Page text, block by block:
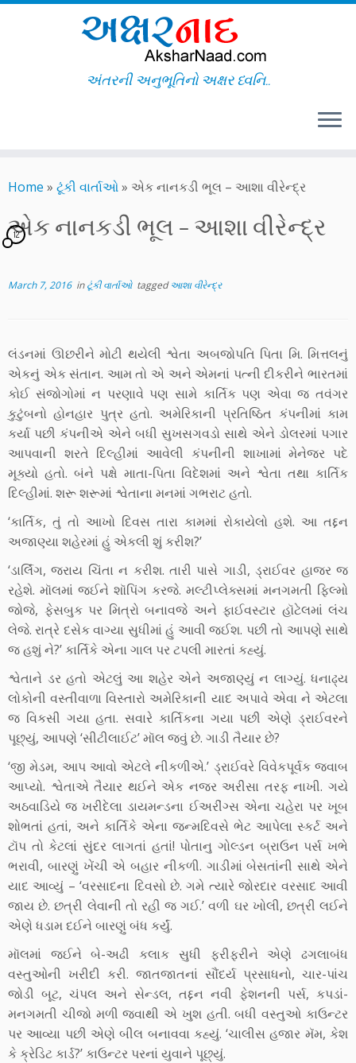
to
અંતરની અનુભૂતિનો અક્ષર ધ્વનિ..
Home » ટૂંકી વાર્તાઓ» એક નાનકડી ભૂલ – આશા વીરેન્દ્ર
એક નાનકડી ભૂલ – આશા વીરેન્દ્ર
12
March 7, 2016inટૂંકી વાર્તાઓ taggedઆશા વીરેન્દ્ર
લંડનમાં ઊછરીને મોટી થયેલી શ્વેતા અબજોપતિ પિતા મિ. મિત્તલનું
એકનું એક સંતાન. આમ તો એ અને એમનાં પત્ની દીકરીને ભારતમાં
કોઈ સંજોગોમાં ન પરણાવે પણ સામે કાર્તિક પણ એવા જ તવંગર
કુટુંબનો હોનહાર પુત્ર હતો. અમેરિકાની પ્રતિષ્ઠિત કંપનીમાં કામ
કર્યા પછી કંપનીએ એને બધી સુખસગવડો સાથે એને ડોલરમાં પગાર
આપવાની શરતે દિલ્હીમાં આવેલી કંપનીની શાખામાં મેનેજર પદે
મૂક્યો હતો. બંને પક્ષે માતા-પિતા વિદેશમાં અને શ્વેતા તથા કાર્તિક
દિલ્હીમાં. શરૂ શરૂમાં શ્વેતાના મનમાં ગભરાટ હતો.
‘કાર્તિક, તું તો આખો દિવસ તારા કામમાં રોકાયેલો હશે. આ તદ્દન
અજાણ્યા શહેરમાં હું એકલી શું કરીશ?’
‘ડાર્લિંગ, જરાય ચિંતા ન કરીશ. તારી પાસે ગાડી, ડ્રાઈવર હાજર જ
રહેશે. મૉલમાં જઈને શૉપિંગ કરજે. મલ્ટીપ્લેક્સમાં મનગમતી ફિલ્મો
જોજે, ફેસબુક પર મિત્રો બનાવજે અને ફાઈવસ્ટાર હૉટેલમાં લંચ
લેજે. રાત્રે દસેક વાગ્યા સુધીમાં હું આવી જઈશ. પછી તો આપણે સાથે
જ હશું ને?’ કાર્તિકે એના ગાલ પર ટપલી મારતાં કહ્યું.
શ્વેતાને ડર હતો એટલું આ શહેર એને અજાણ્યું ન લાગ્યું. ધનાઢ્ય
લોકોની વસ્તીવાળા વિસ્તારો અમેરિકાની યાદ અપાવે એવા ને એટલા
જ વિકસી ગયા હતા. સવારે કાર્તિકના ગયા પછી એણે ડ્રાઈવરને
પૂછ્યું, આપણે ‘સીટીલાઈટ’ મૉલ જવું છે. ગાડી તૈયાર છે?
‘જી મેડમ, આપ આવો એટલે નીકળીએ.’ ડ્રાઈવરે વિવેકપૂર્વક જવાબ
આપ્યો. શ્વેતાએ તૈયાર થઈને એક નજર અરીસા તરફ નાખી. ગયે
અઠવાડિયે જ ખરીદેલા ડાયમન્ડના ઈઅરીંગ્સ એના ચહેરા પર ખૂબ
શોભતાં હતાં, અને કાર્તિકે એના જન્મદિવસે ભેટ આપેલા સ્કર્ટ અને
ટૉપ તો કેટલાં સુંદર લાગતાં હતાં! પોતાનુ ગોલ્ડન બ્રાઉન પર્સ ખભે
ભરાવી, બારણું ખેંચી એ બહાર નીકળી. ગાડીમાં બેસતાંની સાથે એને
યાદ આવ્યું – ‘વરસાદના દિવસો છે. ગમે ત્યારે જોરદાર વરસાદ આવી
જાય છે. છત્રી લેવાની તો રહી જ ગઈ.’ વળી ઘર ખોલી, છત્રી લઈને
એણે ધડામ દઈને બારણું બંધ કર્યું.
મૉલમાં જઈને બે-અઢી કલાક સુધી ફરીફરીને એણે ઢગલાબંધ
વસ્તુઓની ખરીદી કરી. જાતજાતનાં સૌંદર્ય પ્રસાધનો, ચાર-પાંચ
જોડી બૂટ, ચંપલ અને સેન્ડલ, તદ્દન નવી ફેશનની પર્સ, કપડાં-
મનગમતી ચીજો મળી જવાથી એ ખુશ હતી. બધી વસ્તુઓ કાઉન્ટર
પર આવ્યા પછી એણે બીલ બનાવવા કહ્યું. ‘ચાલીસ હજાર મૅમ, કેશ
કે ક્રેડિટ કાર્ડ?’ કાઉન્ટર પરનાં યુવાને પૂછ્યું.